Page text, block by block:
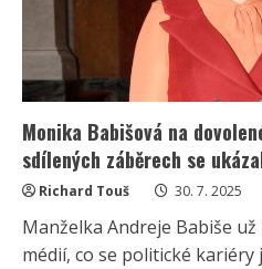
Monika Babišová na
sdílených záběrech se
Richard Touš 30. 7. 2025
Manželka Andreje Babiše
médií, co se politické kariéry